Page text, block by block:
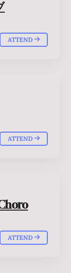
ATTEND
ATTEND
ATTEND